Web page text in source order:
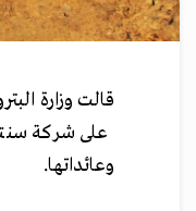
قالت وزارة
على شركة
وعائداتها.